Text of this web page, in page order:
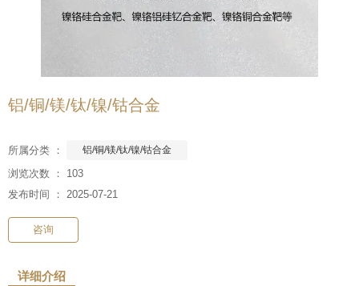
铝/铜/镁/钛/镍/钴合金
所属分类 ： 铝/铜/镁/钛/镍/钴合金
浏览次数 ： 103
发布时间 ： 2025-07-21
咨询
详细介绍